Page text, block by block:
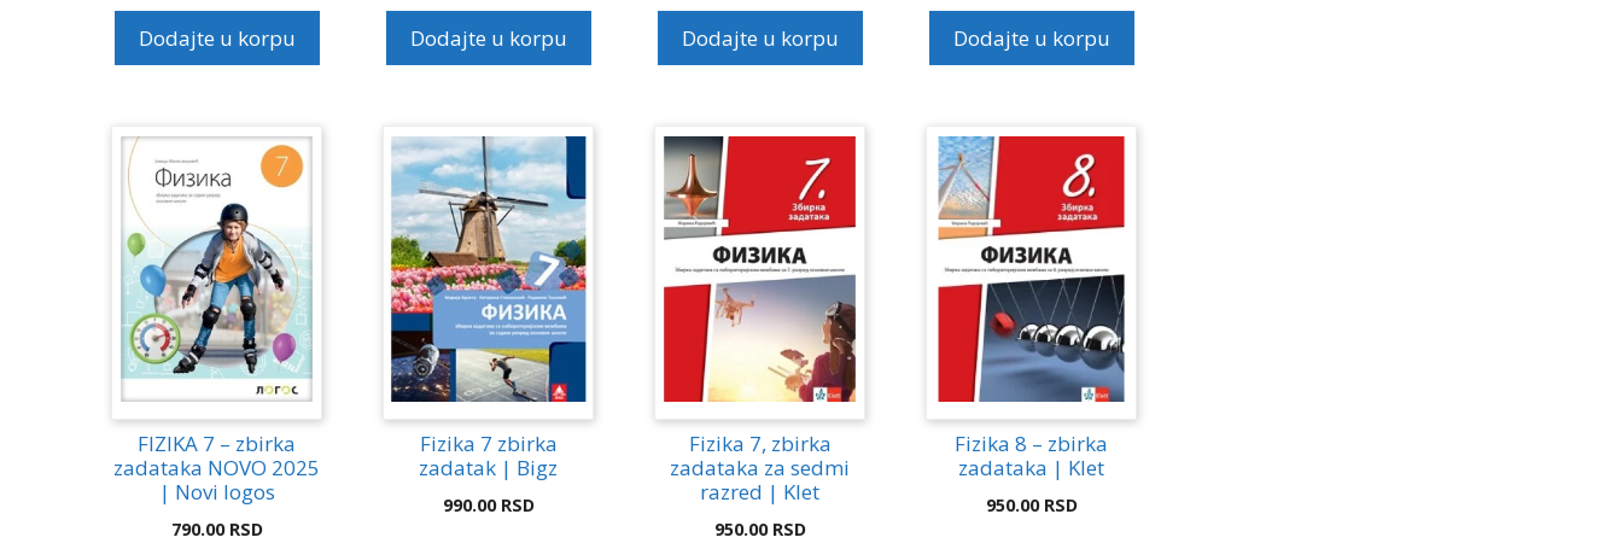
Dodajte u korpu Dodajte u korpu Dodajte u korpu Dodajte u korpu
FIZIKA 7 – zbirka
zadataka NOVO 2025
| Novi logos
790.00 RSD
Fizika 7 zbirka
zadatak | Bigz
990.00 RSD
Fizika 7, zbirka
zadataka za sedmi
razred | Klet
950.00 RSD
Fizika 8 – zbirka
zadataka | Klet
950.00 RSD